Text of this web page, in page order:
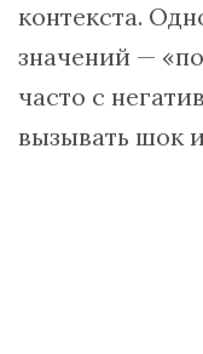
контекста.
значений —
часто с
вызывать шок